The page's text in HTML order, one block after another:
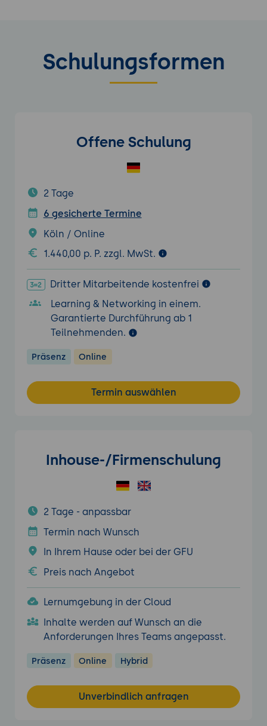
Schulungsformen
Offene Schulung
2 Tage
6 gesicherte Termine
Köln / Online
1.440,00 p. P. zzgl. MwSt.
Dritter Mitarbeitende kostenfrei
Learning & Networking in einem.
Garantierte Durchführung ab 1
Teilnehmenden.
Präsenz Online
Termin auswählen
Inhouse-/Firmenschulung
2 Tage - anpassbar
Termin nach Wunsch
In Ihrem Hause oder bei der GFU
Preis nach Angebot
Lernumgebung in der Cloud
Inhalte werden auf Wunsch an die
Anforderungen Ihres Teams angepasst.
Präsenz Online Hybrid
Unverbindlich anfragen